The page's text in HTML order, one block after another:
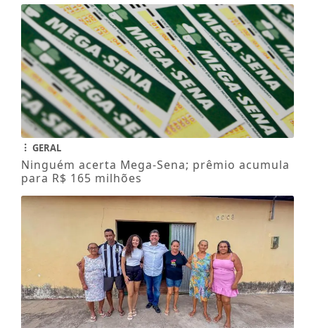
GERAL
Ninguém acerta Mega-Sena; prêmio acumula
para R$ 165 milhões